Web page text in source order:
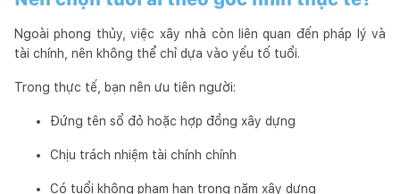
Ngoài phong thủy, việc xây nhà còn liên quan đến pháp lý và
tài chính, nên không thể chỉ dựa vào yếu tố tuổi.
Trong thực tế, bạn nên ưu tiên người:
Đứng tên sổ đỏ hoặc hợp đồng xây dựng
Chịu trách nhiệm tài chính chính
Có tuổi không phạm hạn trong năm xây dựng